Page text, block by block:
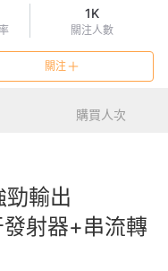
1K
關注人數
關注
購買人次
輸出
射器+串流轉